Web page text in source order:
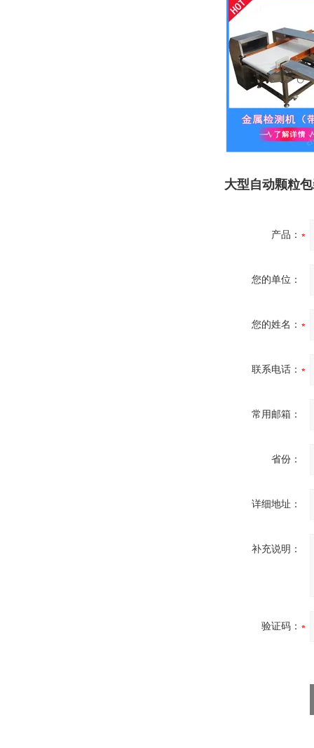
大型自动颗粒
产品：
您的单位：
您的姓名：
联系电话：
常用邮箱：
省份：
详细地址：
补充说明：
验证码：